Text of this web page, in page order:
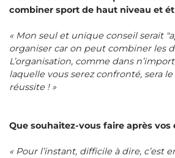
combiner sport de haut niveau et
« Mon seul et unique conseil serait
organiser car on peut combiner les
L’organisation, comme dans
laquelle vous serez confronté, sera
réussite ! »
Que souhaitez-vous faire après vos
« Pour l’instant, difficile à dire, c’est